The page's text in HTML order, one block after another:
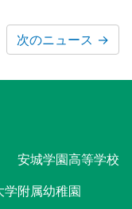
次のニュース →
安城学園高等学校
学附属幼稚園